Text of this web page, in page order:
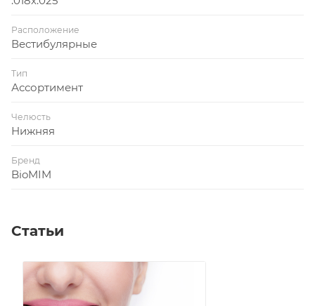
Расположение
Вестибулярные
Тип
Ассортимент
Челюсть
Нижняя
Бренд
BioMIM
Статьи